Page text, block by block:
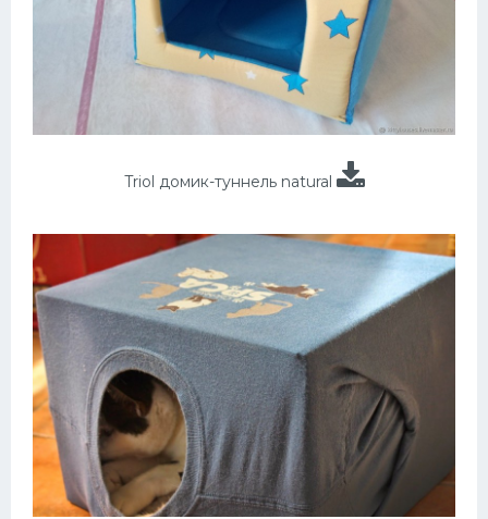
Triol домик-туннель natural